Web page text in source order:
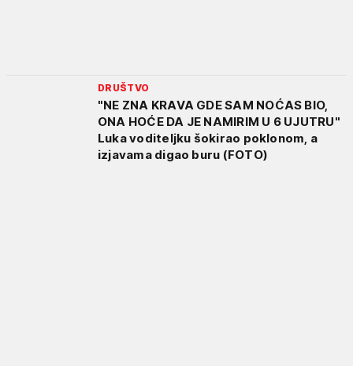
DRUŠTVO
"NE ZNA KRAVA GDE SAM NOĆAS BIO,
ONA HOĆE DA JE NAMIRIM U 6 UJUTRU"
Luka voditeljku šokirao poklonom, a
izjavama digao buru (FOTO)